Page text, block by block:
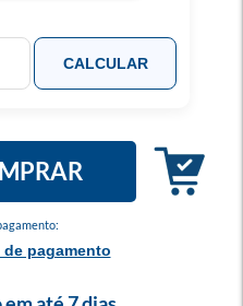
pagamento
CALCULAR